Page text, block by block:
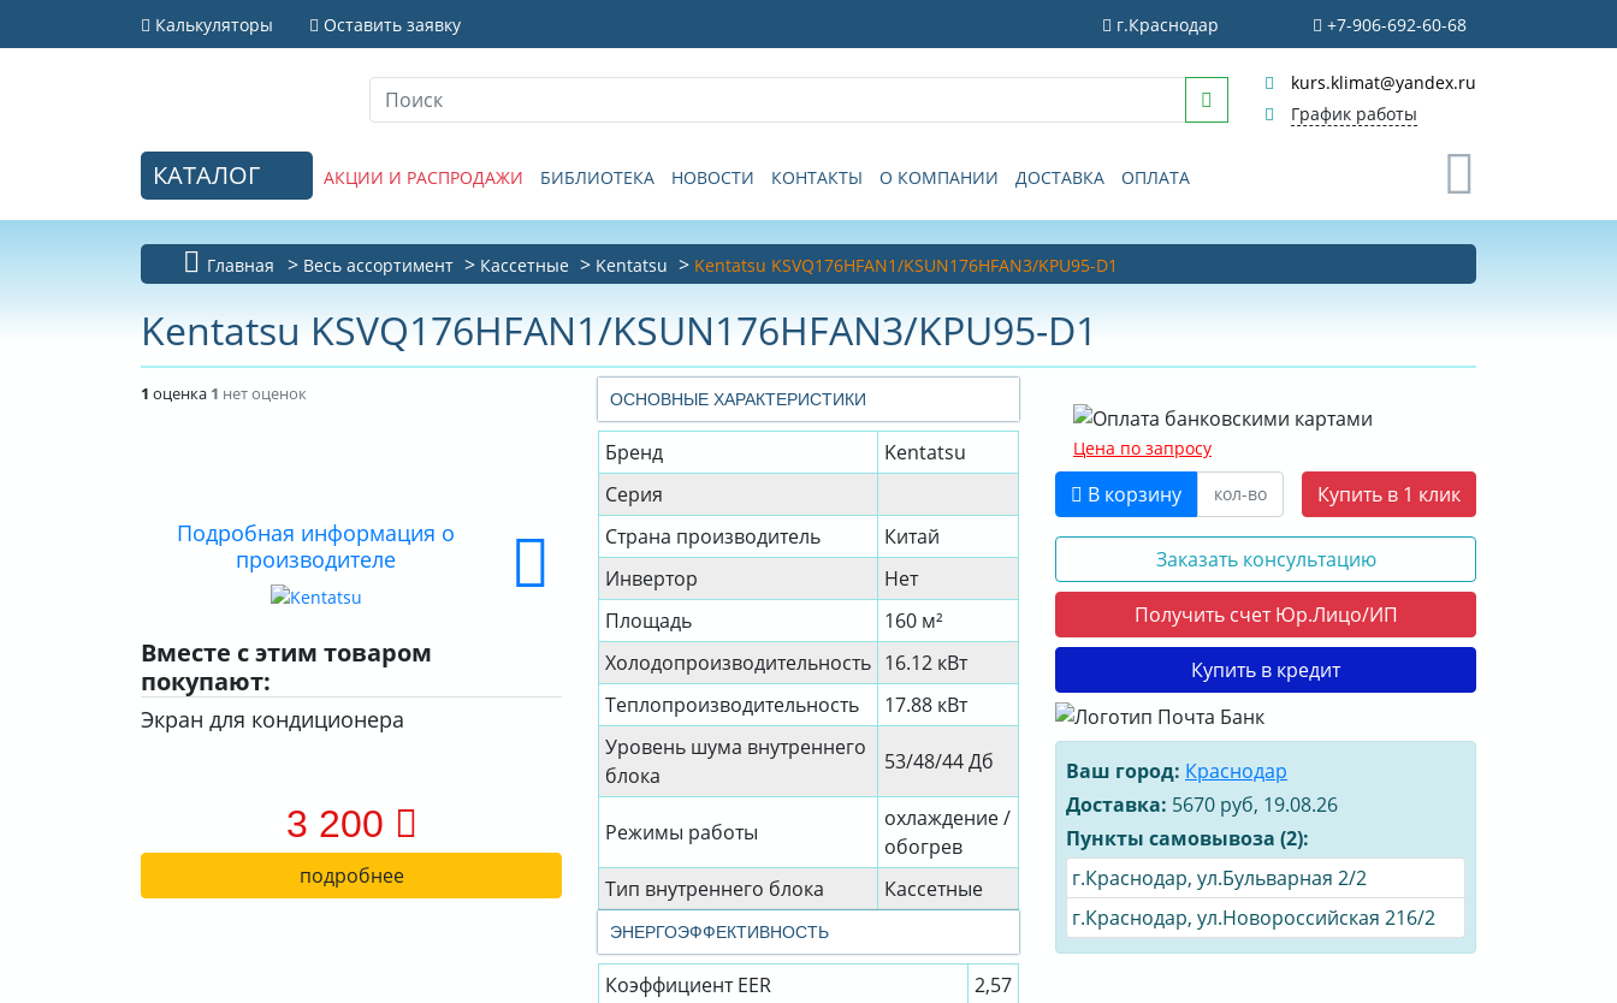
Калькуляторы Оставить заявку г.Краснодар +7-906-692-60-68
kurs.klimat@yandex.ru
График работы
КАТАЛОГ АКЦИИ И РАСПРОДАЖИ БИБЛИОТЕКА НОВОСТИ КОНТАКТЫ О КОМПАНИИ ДОСТАВКА ОПЛАТА
Главная Весь ассортимент Кассетные Kentatsu Kentatsu KSVQ176HFAN1/KSUN176HFAN3/KPU95-D1
Kentatsu KSVQ176HFAN1/KSUN176HFAN3/KPU95-D1
1 оценка 1 нет оценок
Подробная информация о
производителе
Вместе с этим товаром
покупают:
Экран для кондиционера
3 200
подробнее
ОСНОВНЫЕ ХАРАКТЕРИСТИКИ
Бренд
Kentatsu
Серия
Страна производитель
Китай
Инвертор
Нет
Площадь
160 м²
Холодопроизводительность 16.12 кВт
Теплопроизводительность
17.88 кВт
Уровень шума внутреннего
блока
53/48/44 Дб
Режимы работы
охлаждение /
обогрев
Тип внутреннего блока
Кассетные
ЭНЕРГОЭФФЕКТИВНОСТЬ
Коэффициент EER
2,57
Цена по запросу
В корзину Купить в 1 клик
Заказать консультацию
Получить счет Юр.Лицо/ИП
Купить в кредит
Ваш город: Краснодар
Доставка: 5670 руб, 19.08.26
Пункты самовывоза (2):
г.Краснодар, ул.Бульварная 2/2
г.Краснодар, ул.Новороссийская 216/2